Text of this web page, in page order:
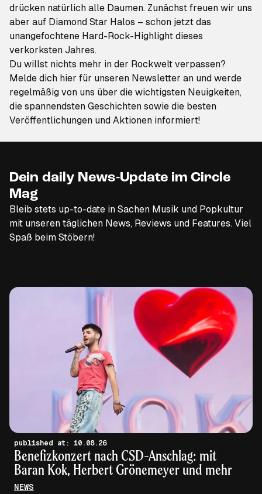
drücken natürlich alle Daumen. Zunächst freuen wir uns
aber auf Diamond Star Halos – schon jetzt das
unangefochtene Hard-Rock-Highlight dieses
verkorksten Jahres.
Du willst nichts mehr in der Rockwelt verpassen?
Melde dich hier für unseren Newsletter an und werde
regelmäßig von uns über die wichtigsten Neuigkeiten,
die spannendsten Geschichten sowie die besten
Veröffentlichungen und Aktionen informiert!
Dein daily News-Update im Circle
Mag
Bleib stets up-to-date in Sachen Musik und Popkultur
mit unseren täglichen News, Reviews und Features. Viel
Spaß beim Stöbern!
published at: 10.08.26
Benefizkonzert nach CSD-Anschlag: mit
Baran Kok, Herbert Grönemeyer und mehr
NEWS